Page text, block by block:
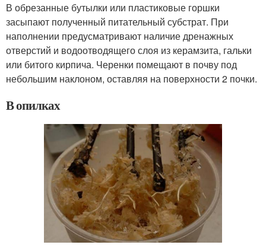
В обрезанные бутылки или пластиковые горшки
засыпают полученный питательный субстрат. При
наполнении предусматривают наличие дренажных
отверстий и водоотводящего слоя из керамзита, гальки
или битого кирпича. Черенки помещают в почву под
небольшим наклоном, оставляя на поверхности 2 почки.
В опилках